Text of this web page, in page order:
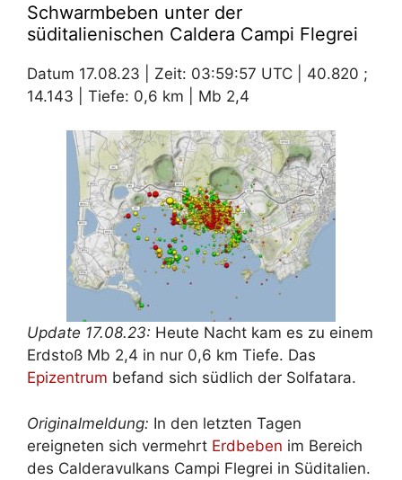
Schwarmbeben unter der
süditalienischen Caldera Campi Flegrei
Datum 17.08.23 | Zeit: 03:59:57 UTC | 40.820 ;
14.143 | Tiefe: 0,6 km | Mb 2,4
Update 17.08.23: Heute Nacht kam es zu einem
Erdstoß Mb 2,4 in nur 0,6 km Tiefe. Das
Epizentrum befand sich südlich der Solfatara.
Originalmeldung: In den letzten Tagen
ereigneten sich vermehrt Erdbeben im Bereich
des Calderavulkans Campi Flegrei in Süditalien.